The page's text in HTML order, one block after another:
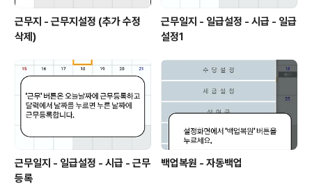
근무지 - 근무지설정 (추가 수정
삭제)
근무일지 - 일급설정 - 시급 - 일급
설정1
근무일지 - 일급설정 - 시급 - 근무
등록
백업복원 - 자동백업